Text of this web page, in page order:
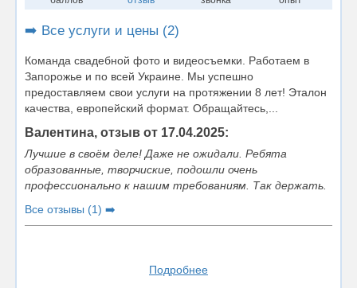
➡️ Все услуги и цены (2)
Команда свадебной фото и видеосъемки. Работаем в
Запорожье и по всей Украине. Мы успешно
предоставляем свои услуги на протяжении 8 лет! Эталон
качества, европейский формат. Обращайтесь,...
Валентина, отзыв от 17.04.2025:
Лучшие в своём деле! Даже не ожидали. Ребята
образованные, творчиские, подошли очень
профессионально к нашим требованиям. Так держать.
Все отзывы (1) ➡️
Подробнее